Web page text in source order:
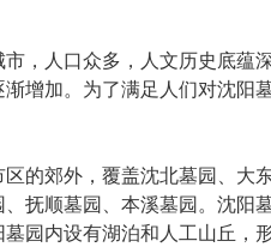
，人口众多，人文历史底蕴
增加。为了满足人们对沈阳
的郊外，覆盖沈北墓园、大
、抚顺墓园、本溪墓园。沈阳
园内设有湖泊和人工山丘，